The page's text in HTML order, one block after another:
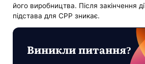
його виробництва. Після закінчення
підстава для CPP зникає.
Виникли питання?